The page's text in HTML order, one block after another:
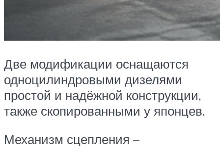
Две модификации оснащаются
одноцилиндровыми дизелями
простой и надёжной конструкции,
также скопированными у японцев.
Механизм сцепления –